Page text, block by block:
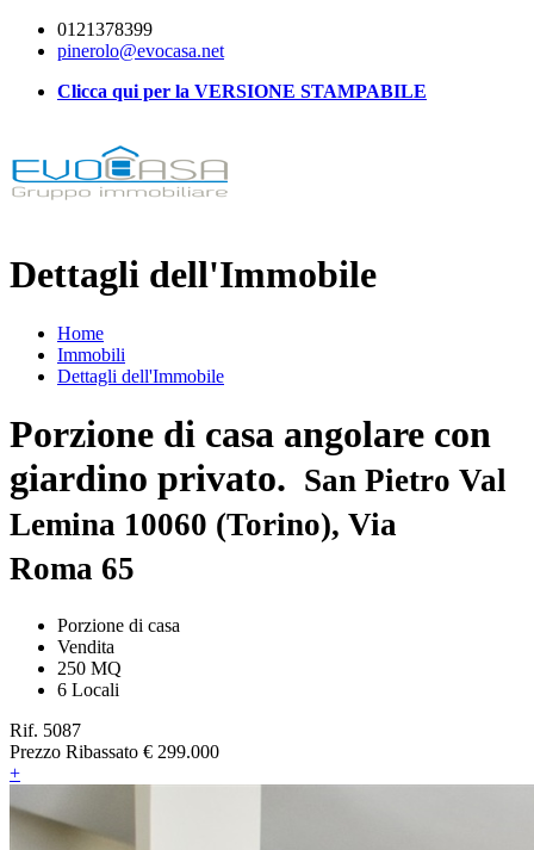
0121378399
pinerolo@evocasa.net
Clicca qui per la VERSIONE STAMPABILE
Dettagli dell'Immobile
Home
Immobili
Dettagli dell'Immobile
Porzione di casa angolare con
giardino privato. San Pietro Val
Lemina 10060 (Torino), Via
Roma 65
Porzione di casa
Vendita
250 MQ
6 Locali
Rif. 5087
Prezzo Ribassato € 299.000
+